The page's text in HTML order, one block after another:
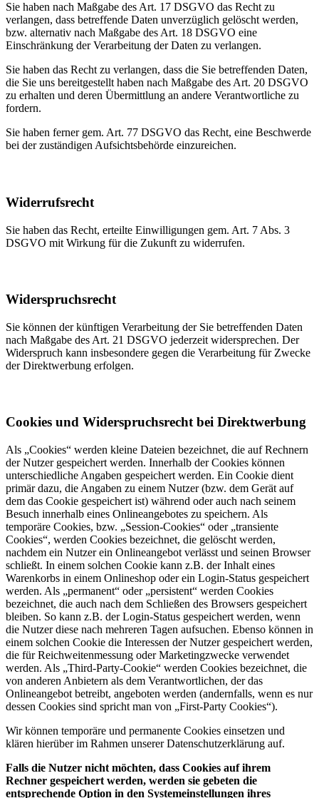
Sie haben nach Maßgabe des Art. 17 DSGVO das Recht zu
verlangen, dass betreffende Daten unverzüglich gelöscht werden,
bzw. alternativ nach Maßgabe des Art. 18 DSGVO eine
Einschränkung der Verarbeitung der Daten zu verlangen.
Sie haben das Recht zu verlangen, dass die Sie betreffenden Daten,
die Sie uns bereitgestellt haben nach Maßgabe des Art. 20 DSGVO
zu erhalten und deren Übermittlung an andere Verantwortliche zu
fordern.
Sie haben ferner gem. Art. 77 DSGVO das Recht, eine Beschwerde
bei der zuständigen Aufsichtsbehörde einzureichen.
Widerrufsrecht
Sie haben das Recht, erteilte Einwilligungen gem. Art. 7 Abs. 3
DSGVO mit Wirkung für die Zukunft zu widerrufen.
Widerspruchsrecht
Sie können der künftigen Verarbeitung der Sie betreffenden Daten
nach Maßgabe des Art. 21 DSGVO jederzeit widersprechen. Der
Widerspruch kann insbesondere gegen die Verarbeitung für Zwecke
der Direktwerbung erfolgen.
Cookies und Widerspruchsrecht bei Direktwerbung
Als „Cookies“ werden kleine Dateien bezeichnet, die auf Rechnern
der Nutzer gespeichert werden. Innerhalb der Cookies können
unterschiedliche Angaben gespeichert werden. Ein Cookie dient
primär dazu, die Angaben zu einem Nutzer (bzw. dem Gerät auf
dem das Cookie gespeichert ist) während oder auch nach seinem
Besuch innerhalb eines Onlineangebotes zu speichern. Als
temporäre Cookies, bzw. „Session-Cookies“ oder „transiente
Cookies“, werden Cookies bezeichnet, die gelöscht werden,
nachdem ein Nutzer ein Onlineangebot verlässt und seinen Browser
schließt. In einem solchen Cookie kann z.B. der Inhalt eines
Warenkorbs in einem Onlineshop oder ein Login-Status gespeichert
werden. Als „permanent“ oder „persistent“ werden Cookies
bezeichnet, die auch nach dem Schließen des Browsers gespeichert
bleiben. So kann z.B. der Login-Status gespeichert werden, wenn
die Nutzer diese nach mehreren Tagen aufsuchen. Ebenso können in
einem solchen Cookie die Interessen der Nutzer gespeichert werden,
die für Reichweitenmessung oder Marketingzwecke verwendet
werden. Als „Third-Party-Cookie“ werden Cookies bezeichnet, die
von anderen Anbietern als dem Verantwortlichen, der das
Onlineangebot betreibt, angeboten werden (andernfalls, wenn es nur
dessen Cookies sind spricht man von „First-Party Cookies“).
Wir können temporäre und permanente Cookies einsetzen und
klären hierüber im Rahmen unserer Datenschutzerklärung auf.
Falls die Nutzer nicht möchten, dass Cookies auf ihrem
Rechner gespeichert werden, werden sie gebeten die
entsprechende Option in den Systemeinstellungen ihres